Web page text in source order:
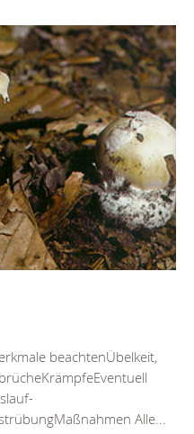
beachtenÜbelkeit,
Alle...